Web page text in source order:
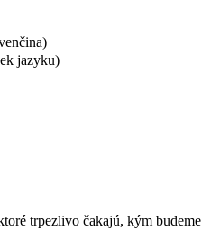
jazyku)
trpezlivo čakajú, kým budeme